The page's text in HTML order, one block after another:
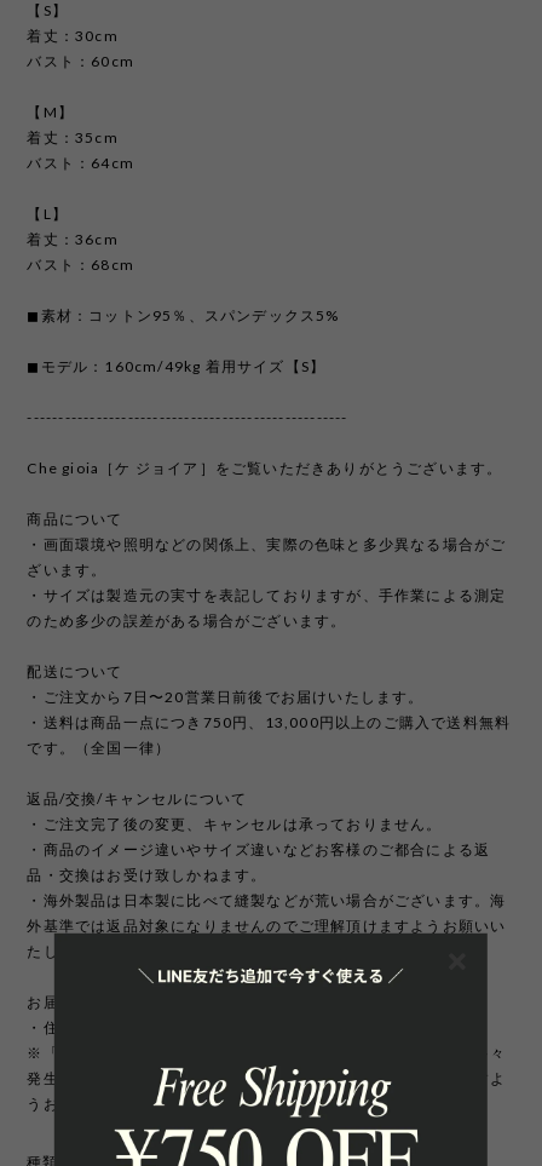
【S】
着丈：30cm
バスト：60cm
【M】
着丈：35cm
バスト：64cm
【L】
着丈：36cm
バスト：68cm
◼︎素材：コットン95％、スパンデックス5%
◼︎モデル：160cm/49kg 着用サイズ【S】
---------------------------------------------------
Che gioia［ケ ジョイア］をご覧いただきありがとうございます。
商品について
・画面環境や照明などの関係上、実際の色味と多少異なる場合がご
ざいます。
・サイズは製造元の実寸を表記しておりますが、手作業による測定
のため多少の誤差がある場合がございます。
配送について
・ご注文から7日〜20営業日前後でお届けいたします。
・送料は商品一点につき750円、13,000円以上のご購入で送料無料
です。（全国一律）
返品/交換/キャンセルについて
・ご注文完了後の変更、キャンセルは承っておりません。
・商品のイメージ違いやサイズ違いなどお客様のご都合による返
品・交換はお受け致しかねます。
・海外製品は日本製に比べて縫製などが荒い場合がございます。海
外基準では返品対象になりませんのでご理解頂けますようお願いい
たします。
お届け先について
・住所変更には追加手数料が発生いたします。
※「町名・丁目番地・部屋番号」の住所不備による配送遅延が多々
発生しております。宛先を十分にご確認の上ご注文いただきますよ
うお願いいたします。
種類